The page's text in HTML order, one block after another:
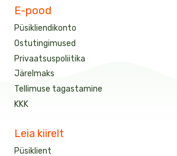
E-pood
Püsikliendikonto
Ostutingimused
Privaatsuspoliitika
Järelmaks
Tellimuse tagastamine
KKK
Leia kiirelt
Püsiklient